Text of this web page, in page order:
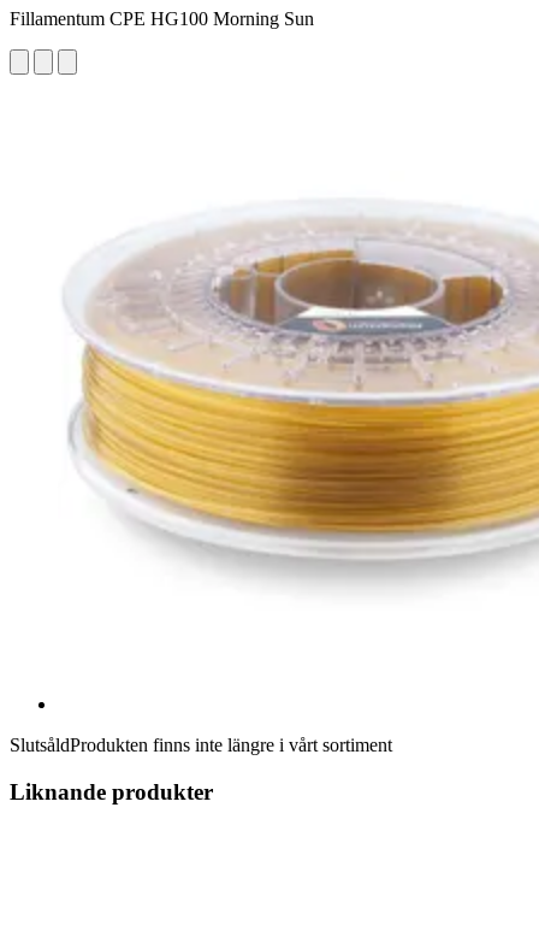
Fillamentum CPE HG100 Morning Sun
SlutsåldProdukten finns inte längre i vårt sortiment
Liknande produkter